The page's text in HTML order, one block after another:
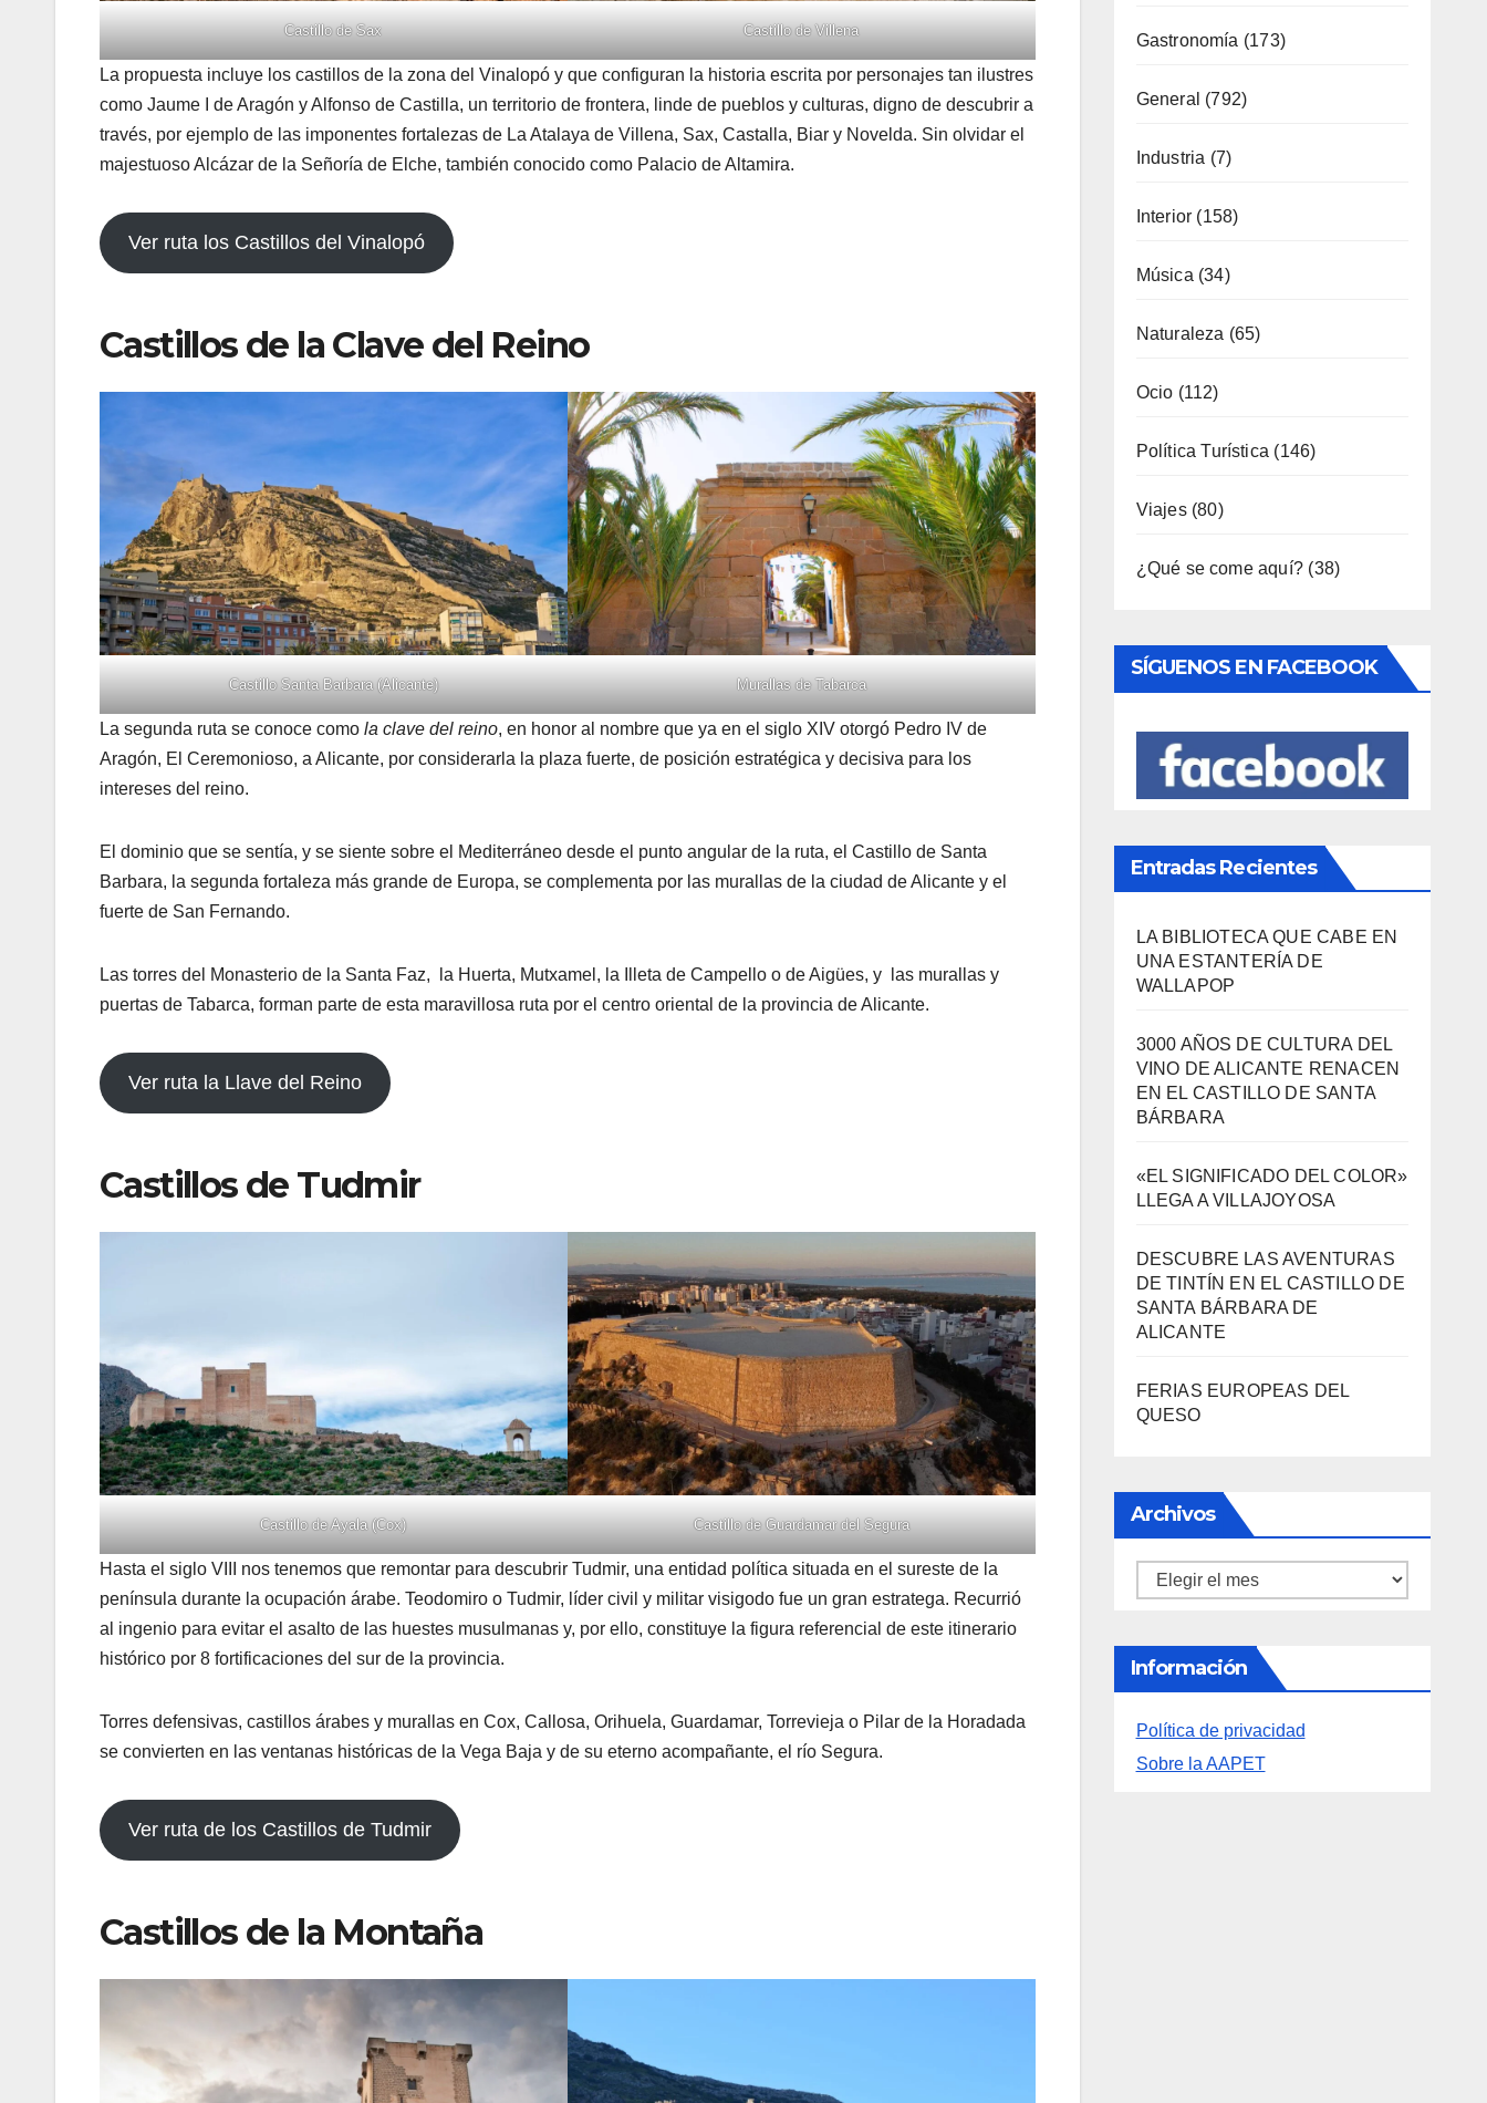
Castillo de Sax Castillo de Villena
La propuesta incluye los castillos de la zona del Vinalopó y que configuran la historia escrita por personajes tan ilustres
como Jaume I de Aragón y Alfonso de Castilla, un territorio de frontera, linde de pueblos y culturas, digno de descubrir a
través, por ejemplo de las imponentes fortalezas de La Atalaya de Villena, Sax, Castalla, Biar y Novelda. Sin olvidar el
majestuoso Alcázar de la Señoría de Elche, también conocido como Palacio de Altamira.
Ver ruta los Castillos del Vinalopó
Castillos de la Clave del Reino
Castillo Santa Barbara (Alicante) Murallas de Tabarca
La segunda ruta se conoce como la clave del reino, en honor al nombre que ya en el siglo XIV otorgó Pedro IV de
Aragón, El Ceremonioso, a Alicante, por considerarla la plaza fuerte, de posición estratégica y decisiva para los
intereses del reino.
El dominio que se sentía, y se siente sobre el Mediterráneo desde el punto angular de la ruta, el Castillo de Santa
Barbara, la segunda fortaleza más grande de Europa, se complementa por las murallas de la ciudad de Alicante y el
fuerte de San Fernando.
Las torres del Monasterio de la Santa Faz, la Huerta, Mutxamel, la Illeta de Campello o de Aigües, y las murallas y
puertas de Tabarca, forman parte de esta maravillosa ruta por el centro oriental de la provincia de Alicante.
Ver ruta la Llave del Reino
Castillos de Tudmir
Castillo de Ayala (Cox) Castillo de Guardamar del Segura
Hasta el siglo VIII nos tenemos que remontar para descubrir Tudmir, una entidad política situada en el sureste de la
península durante la ocupación árabe. Teodomiro o Tudmir, líder civil y militar visigodo fue un gran estratega. Recurrió
al ingenio para evitar el asalto de las huestes musulmanas y, por ello, constituye la figura referencial de este itinerario
histórico por 8 fortificaciones del sur de la provincia.
Torres defensivas, castillos árabes y murallas en Cox, Callosa, Orihuela, Guardamar, Torrevieja o Pilar de la Horadada
se convierten en las ventanas históricas de la Vega Baja y de su eterno acompañante, el río Segura.​
Ver ruta de los Castillos de Tudmir
Castillos de la Montaña
Gastronomía (173)
General (792)
Industria (7)
Interior (158)
Música (34)
Naturaleza (65)
Ocio (112)
Política Turística (146)
Viajes(80)
¿Qué se come aquí? (38)
SÍGUENOS EN FACEBOOK
Entradas Recientes
LA BIBLIOTECA QUE CABE EN
UNA ESTANTERÍA DE
WALLAPOP
3000 AÑOS DE CULTURA DEL
VINO DE ALICANTE RENACEN
EN EL CASTILLO DE SANTA
BÁRBARA
«EL SIGNIFICADO DEL COLOR»
LLEGA A VILLAJOYOSA
DESCUBRE LAS AVENTURAS
DE TINTÍN EN EL CASTILLO DE
SANTA BÁRBARA DE
ALICANTE
FERIAS EUROPEAS DEL
QUESO
Archivos
Archivos
Información
Política de privacidad
Sobre la AAPET